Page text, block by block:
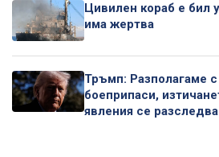
Цивилен кораб е бил
има жертва
Тръмп: Разполагаме
боеприпаси,
явления се разследва